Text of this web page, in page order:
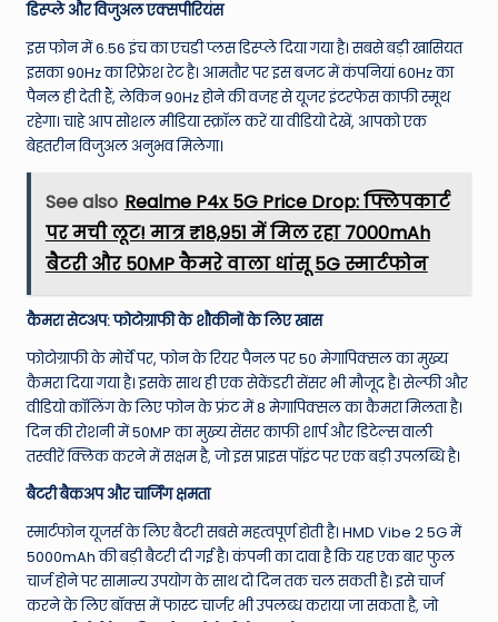
डिस्प्ले और विजुअल एक्सपीरियंस
इस फोन में 6.56 इंच का एचडी प्लस डिस्प्ले दिया गया है। सबसे बड़ी खासियत
इसका 90Hz का रिफ्रेश रेट है। आमतौर पर इस बजट में कंपनियां 60Hz का
पैनल ही देती हैं, लेकिन 90Hz होने की वजह से यूजर इंटरफेस काफी स्मूथ
रहेगा। चाहे आप सोशल मीडिया स्क्रॉल करें या वीडियो देखें, आपको एक
बेहतरीन विजुअल अनुभव मिलेगा।
See also Realme P4x 5G Price Drop: फ्लिपकार्ट
पर मची लूट! मात्र ₹18,951 में मिल रहा 7000mAh
बैटरी और 50MP कैमरे वाला धांसू 5G स्मार्टफोन
कैमरा सेटअप: फोटोग्राफी के शौकीनों के लिए खास
फोटोग्राफी के मोर्चे पर, फोन के रियर पैनल पर 50 मेगापिक्सल का मुख्य
कैमरा दिया गया है। इसके साथ ही एक सेकेंडरी सेंसर भी मौजूद है। सेल्फी और
वीडियो कॉलिंग के लिए फोन के फ्रंट में 8 मेगापिक्सल का कैमरा मिलता है।
दिन की रोशनी में 50MP का मुख्य सेंसर काफी शार्प और डिटेल्स वाली
तस्वीरें क्लिक करने में सक्षम है, जो इस प्राइस पॉइंट पर एक बड़ी उपलब्धि है।
बैटरी बैकअप और चार्जिंग क्षमता
स्मार्टफोन यूजर्स के लिए बैटरी सबसे महत्वपूर्ण होती है। HMD Vibe 2 5G में
5000mAh की बड़ी बैटरी दी गई है। कंपनी का दावा है कि यह एक बार फुल
चार्ज होने पर सामान्य उपयोग के साथ दो दिन तक चल सकती है। इसे चार्ज
करने के लिए बॉक्स में फास्ट चार्जर भी उपलब्ध कराया जा सकता है, जो